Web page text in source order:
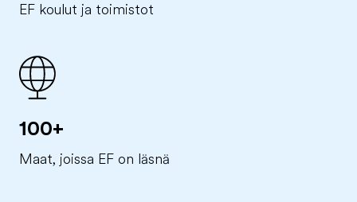
EF koulut ja toimistot
100+
Maat, joissa EF on läsnä